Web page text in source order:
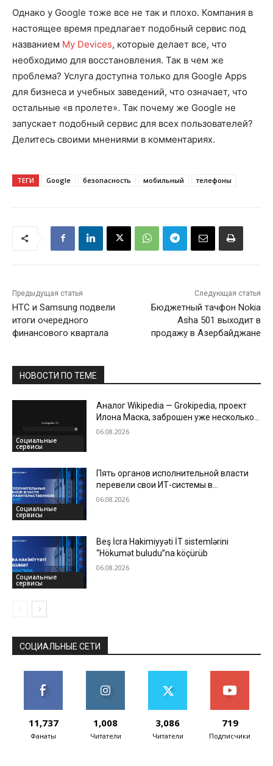
Однако у Google тоже все не так и плохо. Компания в
настоящее время предлагает подобный сервис под
названием My Devices, которые делает все, что
необходимо для восстановления. Так в чем же
проблема? Услуга доступна только для Google Apps
для бизнеса и учебных заведений, что означает, что
остальные «в пролете». Так почему же Google не
запускает подобный сервис для всех пользователей?
Делитесь своими мнениями в комментариях.
ТЕГИ Google безопасность мобильный телефоны
Предыдущая статья
HTC и Samsung подвели
итоги очередного
финансового квартала
Следующая статья
Бюджетный тачфон Nokia
Asha 501 выходит в
продажу в Азербайджане
НОВОСТИ ПО ТЕМЕ
Социальные
сервисы
Аналог Wikipedia — Grokipedia, проект
Илона Маска, заброшен уже несколько
месяцев
06.08.2026
Социальные
сервисы
Пять органов исполнительной власти
перевели свои ИТ-системы в
«Правительственное облако»
06.08.2026
Социальные
сервисы
Beş İcra Hakimiyyəti İT sistemlərini
“Hökumət buludu”na köçürüb
06.08.2026
СОЦИАЛЬНЫЕ СЕТИ
11,737
Фанаты
1,008
Читатели
3,086
Читатели
719
Подписчики